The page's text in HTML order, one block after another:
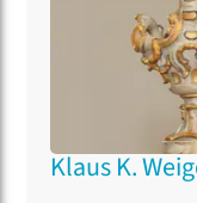
Klaus K.